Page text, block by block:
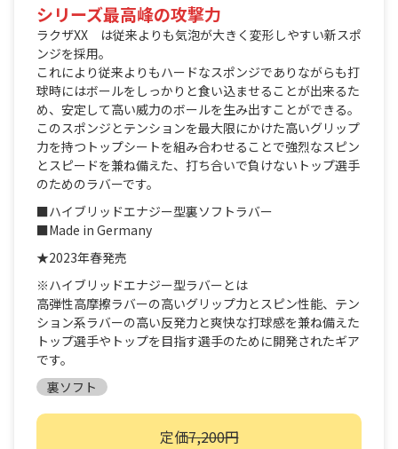
シリーズ最高峰の攻撃力
ラクザXX は従来よりも気泡が大きく変形しやすい新スポ
ンジを採用。
これにより従来よりもハードなスポンジでありながらも打
球時にはボールをしっかりと食い込ませることが出来るた
め、安定して高い威力のボールを生み出すことができる。
このスポンジとテンションを最大限にかけた高いグリップ
力を持つトップシートを組み合わせることで強烈なスピン
とスピードを兼ね備えた、打ち合いで負けないトップ選手
のためのラバーです。
■ハイブリッドエナジー型裏ソフトラバー
■Made in Germany
★2023年春発売
※ハイブリッドエナジー型ラバーとは
高弾性高摩擦ラバーの高いグリップ力とスピン性能、テン
ション系ラバーの高い反発力と爽快な打球感を兼ね備えた
トップ選手やトップを目指す選手のために開発されたギア
です。
裏ソフト
定価7,200円